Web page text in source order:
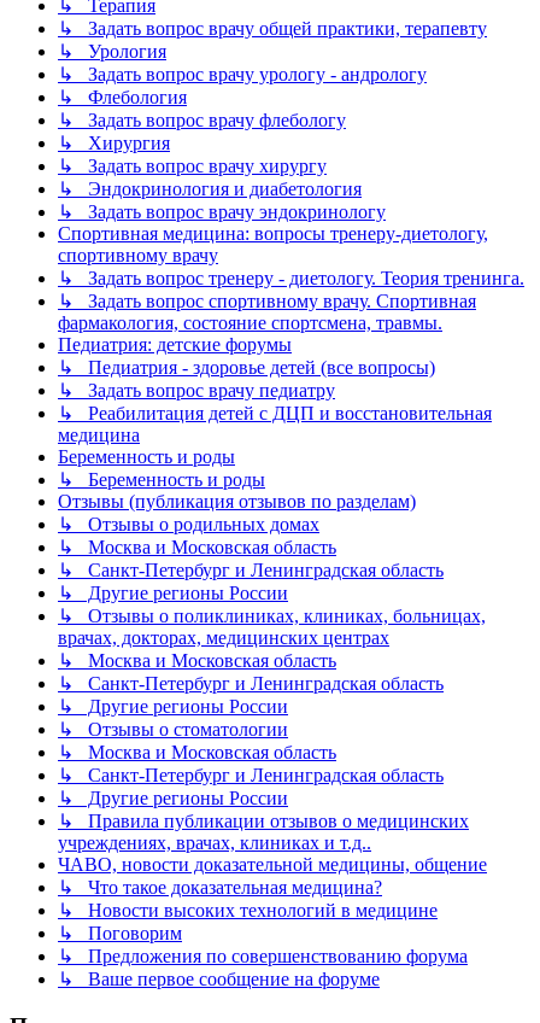
↳ Терапия
↳ Задать вопрос врачу общей практики, терапевту
↳ Урология
↳ Задать вопрос врачу урологу - андрологу
↳ Флебология
↳ Задать вопрос врачу флебологу
↳ Хирургия
↳ Задать вопрос врачу хирургу
↳ Эндокринология и диабетология
↳ Задать вопрос врачу эндокринологу
Спортивная медицина: вопросы тренеру-диетологу,
спортивному врачу
↳ Задать вопрос тренеру - диетологу. Теория тренинга.
↳ Задать вопрос спортивному врачу. Спортивная
фармакология, состояние спортсмена, травмы.
Педиатрия: детские форумы
↳ Педиатрия - здоровье детей (все вопросы)
↳ Задать вопрос врачу педиатру
↳ Реабилитация детей с ДЦП и восстановительная
медицина
Беременность и роды
↳ Беременность и роды
Отзывы (публикация отзывов по разделам)
↳ Отзывы о родильных домах
↳ Москва и Московская область
↳ Санкт-Петербург и Ленинградская область
↳ Другие регионы России
↳ Отзывы о поликлиниках, клиниках, больницах,
врачах, докторах, медицинских центрах
↳ Москва и Московская область
↳ Санкт-Петербург и Ленинградская область
↳ Другие регионы России
↳ Отзывы о стоматологии
↳ Москва и Московская область
↳ Санкт-Петербург и Ленинградская область
↳ Другие регионы России
↳ Правила публикации отзывов о медицинских
учреждениях, врачах, клиниках и т.д..
ЧАВО, новости доказательной медицины, общение
↳ Что такое доказательная медицина?
↳ Новости высоких технологий в медицине
↳ Поговорим
↳ Предложения по совершенствованию форума
↳ Ваше первое сообщение на форуме